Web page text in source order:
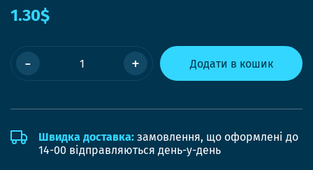
1.30$
- + Додати в кошик
Швидка доставка: замовлення, що оформлені до
14-00 відправляються день-у-день